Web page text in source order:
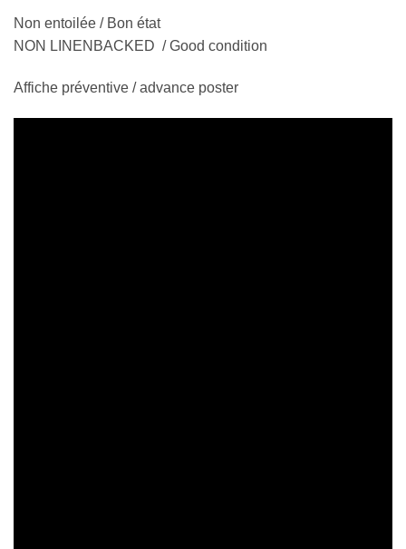
Non entoilée / Bon état
NON LINENBACKED / Good condition
Affiche préventive / advance poster